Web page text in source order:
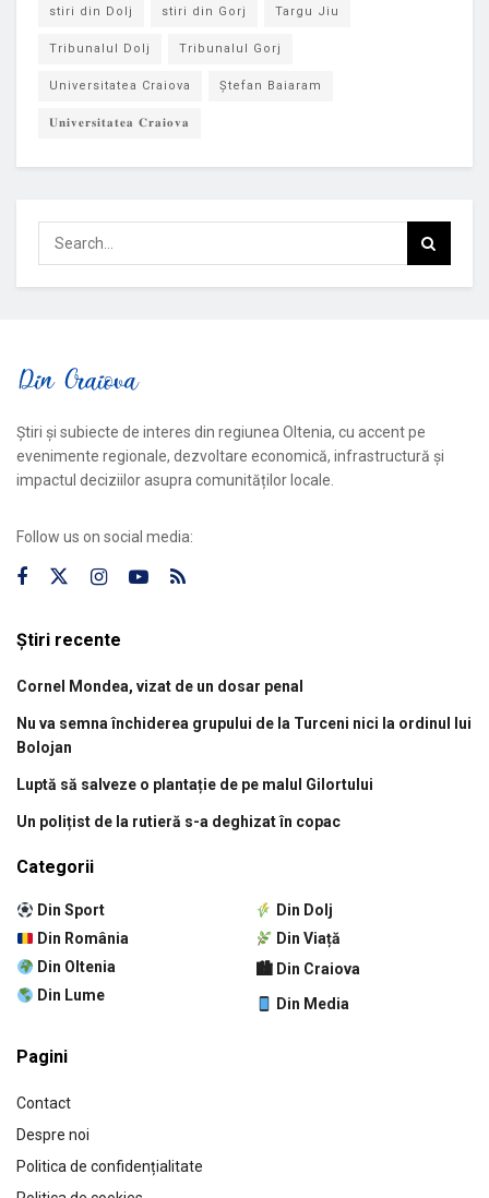
stiri din Dolj stiri din Gorj Targu Jiu
Tribunalul Dolj Tribunalul Gorj
Universitatea Craiova Ștefan Baiaram
𝐔𝐧𝐢𝐯𝐞𝐫𝐬𝐢𝐭𝐚𝐭𝐞𝐚 𝐂𝐫𝐚𝐢𝐨𝐯𝐚
Știri și subiecte de interes din regiunea Oltenia, cu accent pe
evenimente regionale, dezvoltare economică, infrastructură și
impactul deciziilor asupra comunităților locale.
Follow us on social media:
Știri recente
Cornel Mondea, vizat de un dosar penal
Nu va semna închiderea grupului de la Turceni nici la ordinul lui
Bolojan
Luptă să salveze o plantație de pe malul Gilortului
Un polițist de la rutieră s-a deghizat în copac
Categorii
Din Sport
Din România
Din Oltenia
Din Lume
Din Dolj
Din Viață
🏙 Din Craiova
Din Media
Pagini
Contact
Despre noi
Politica de confidențialitate